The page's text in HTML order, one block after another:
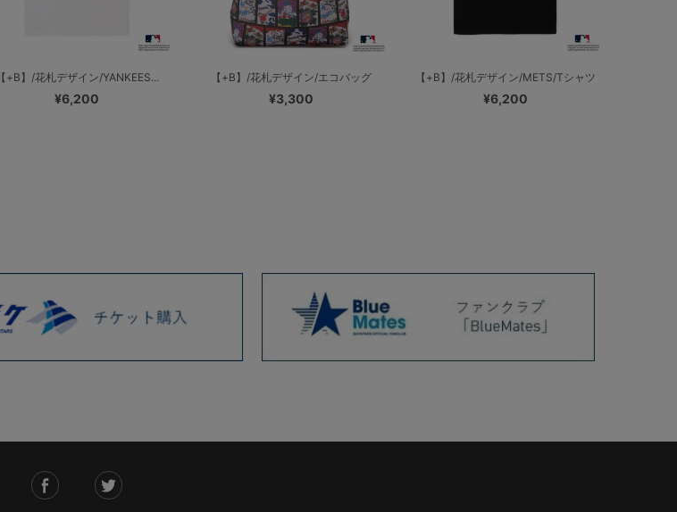
【+B】/花札デザイン/YANKEES...
¥6,200
【+B】/花札デザイン/エコバッグ
¥3,300
【+B】/花札デザイン/METS/Tシャツ
¥6,200